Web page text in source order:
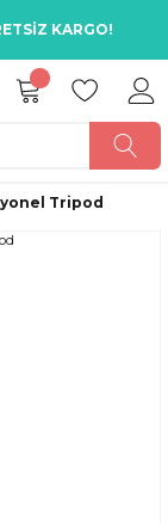
KARGO!
Tripod